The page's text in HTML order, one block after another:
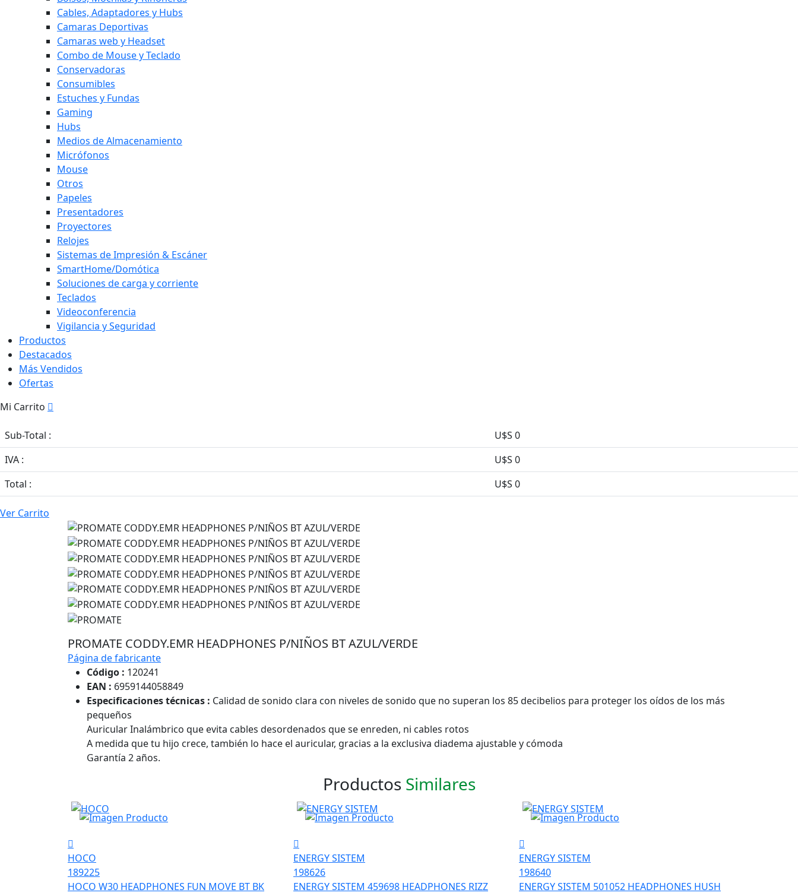
Cables, Adaptadores y Hubs
Camaras Deportivas
Camaras web y Headset
Combo de Mouse y Teclado
Conservadoras
Consumibles
Estuches y Fundas
Gaming
Hubs
Medios de Almacenamiento
Micrófonos
Mouse
Otros
Papeles
Presentadores
Proyectores
Relojes
Sistemas de Impresión & Escáner
SmartHome/Domótica
Soluciones de carga y corriente
Teclados
Videoconferencia
Vigilancia y Seguridad
Productos
Destacados
Más Vendidos
Ofertas
Mi Carrito
Sub-Total :
U$S 0
IVA :
U$S 0
Total :
U$S 0
Ver Carrito
PROMATE CODDY.EMR HEADPHONES P/NIÑOS BT AZUL/VERDE
Página de fabricante
Código : 120241
EAN : 6959144058849
Especificaciones técnicas : Calidad de sonido clara con niveles de sonido que no superan los 85 decibelios para proteger los oídos de los más
pequeños
Auricular Inalámbrico que evita cables desordenados que se enreden, ni cables rotos
A medida que tu hijo crece, también lo hace el auricular, gracias a la exclusiva diadema ajustable y cómoda
Garantía 2 años.
Productos Similares
HOCO
189225
HOCO W30 HEADPHONES FUN MOVE BT BK
ENERGY SISTEM
198626
ENERGY SISTEM 459698 HEADPHONES RIZZ
ENERGY SISTEM
198640
ENERGY SISTEM 501052 HEADPHONES HUSH